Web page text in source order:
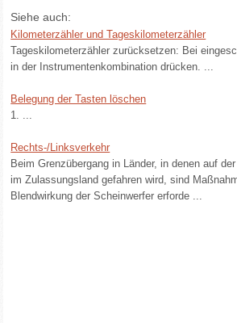
Siehe auch:
Kilometerzähler und Tageskilometerzähler
Tageskilometerzähler zurücksetzen: Bei
in der Instrumentenkombination drücken. ...
Belegung der Tasten löschen
1. ...
Rechts-/Linksverkehr
Beim Grenzübergang in Länder, in denen auf
im Zulassungsland gefahren wird, sind
Blendwirkung der Scheinwerfer erforde ...